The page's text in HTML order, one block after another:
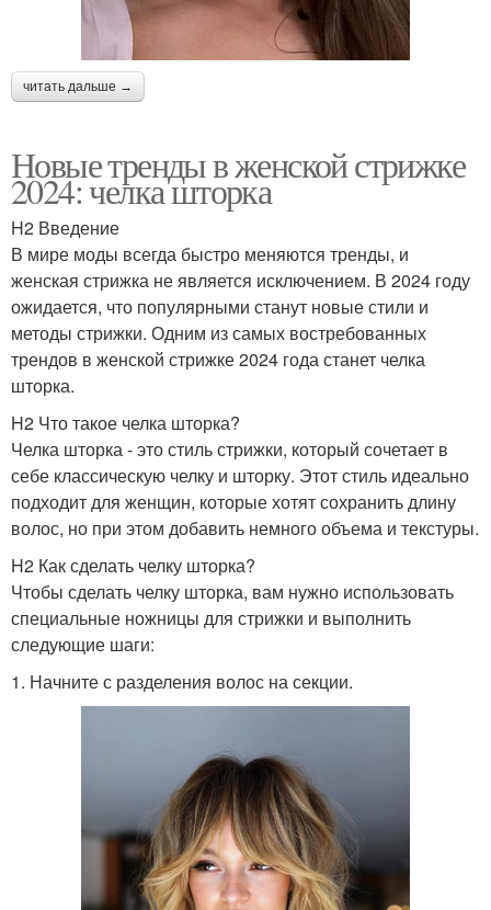
читать дальше →
Новые тренды в женской стрижке
2024: челка шторка
H2 Введение
В мире моды всегда быстро меняются тренды, и
женская стрижка не является исключением. В 2024 году
ожидается, что популярными станут новые стили и
методы стрижки. Одним из самых востребованных
трендов в женской стрижке 2024 года станет челка
шторка.
H2 Что такое челка шторка?
Челка шторка - это стиль стрижки, который сочетает в
себе классическую челку и шторку. Этот стиль идеально
подходит для женщин, которые хотят сохранить длину
волос, но при этом добавить немного объема и текстуры.
H2 Как сделать челку шторка?
Чтобы сделать челку шторка, вам нужно использовать
специальные ножницы для стрижки и выполнить
следующие шаги:
1. Начните с разделения волос на секции.